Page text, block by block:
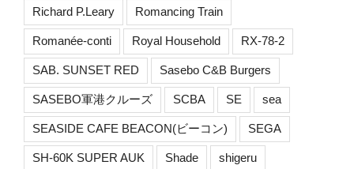
Richard P.Leary Romancing Train
Romanée-conti Royal Household RX-78-2
SAB. SUNSET RED Sasebo C&B Burgers
SASEBO軍港クルーズ SCBA SE sea
SEASIDE CAFE BEACON(ビーコン) SEGA
SH-60K SUPER AUK Shade shigeru